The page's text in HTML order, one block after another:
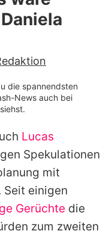
die spannendsten
News auch bei
Lucas
Spekulationen
mit
Seit einigen
Gerüchte die
zum zweiten